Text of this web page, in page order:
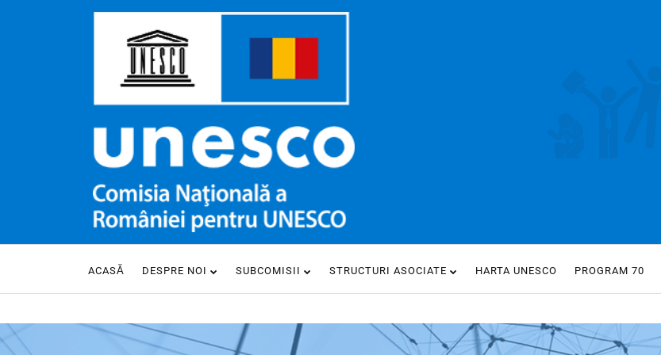
ACASĂ DESPRE NOI SUBCOMISII STRUCTURI ASOCIATE HARTA UNESCO PROGRAM 70